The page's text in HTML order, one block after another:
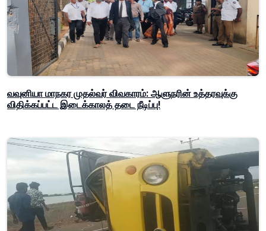
வவுனியா மாநகர முதல்வர் விவகாரம்: ஆளுநரின் உத்தரவுக்கு
விதிக்கப்பட்ட இடைக்காலத் தடை நீடிப்பு!